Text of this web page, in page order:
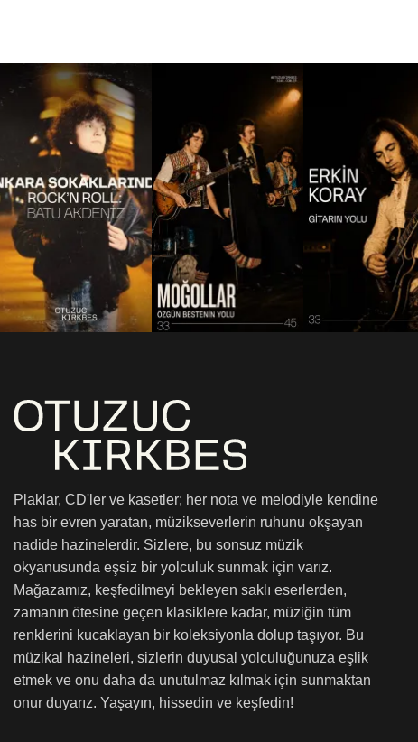
Plaklar, CD'ler ve kasetler; her nota ve melodiyle kendine
has bir evren yaratan, müzikseverlerin ruhunu okşayan
nadide hazinelerdir. Sizlere, bu sonsuz müzik
okyanusunda eşsiz bir yolculuk sunmak için varız.
Mağazamız, keşfedilmeyi bekleyen saklı eserlerden,
zamanın ötesine geçen klasiklere kadar, müziğin tüm
renklerini kucaklayan bir koleksiyonla dolup taşıyor. Bu
müzikal hazineleri, sizlerin duyusal yolculuğunuza eşlik
etmek ve onu daha da unutulmaz kılmak için sunmaktan
onur duyarız. Yaşayın, hissedin ve keşfedin!